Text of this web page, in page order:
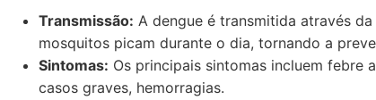
Transmissão: A dengue é transmitida através
mosquitos picam durante o dia, tornando a
Sintomas: Os principais sintomas incluem febre
casos graves, hemorragias.